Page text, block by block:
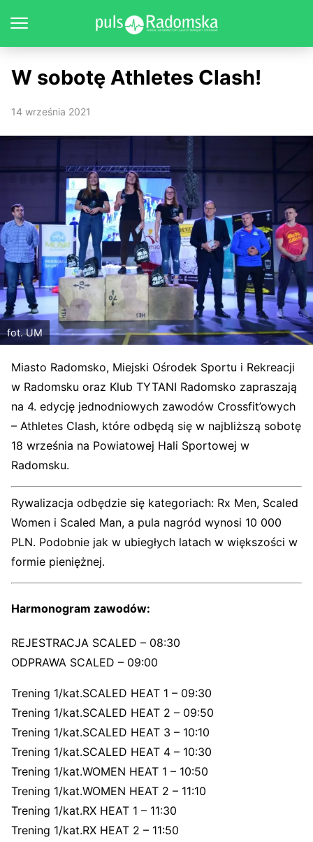
W sobotę Athletes Clash!
14 września 2021
fot. UM
Miasto Radomsko, Miejski Ośrodek Sportu i Rekreacji
w Radomsku oraz Klub TYTANI Radomsko zapraszają
na 4. edycję jednodniowych zawodów Crossfit’owych
– Athletes Clash, które odbędą się w najbliższą sobotę
18 września na Powiatowej Hali Sportowej w
Radomsku.
Rywalizacja odbędzie się kategoriach: Rx Men, Scaled
Women i Scaled Man, a pula nagród wynosi 10 000
PLN. Podobnie jak w ubiegłych latach w większości w
formie pieniężnej.
Harmonogram zawodów:
REJESTRACJA SCALED – 08:30
ODPRAWA SCALED – 09:00
Trening 1/kat.SCALED HEAT 1 – 09:30
Trening 1/kat.SCALED HEAT 2 – 09:50
Trening 1/kat.SCALED HEAT 3 – 10:10
Trening 1/kat.SCALED HEAT 4 – 10:30
Trening 1/kat.WOMEN HEAT 1 – 10:50
Trening 1/kat.WOMEN HEAT 2 – 11:10
Trening 1/kat.RX HEAT 1 – 11:30
Trening 1/kat.RX HEAT 2 – 11:50